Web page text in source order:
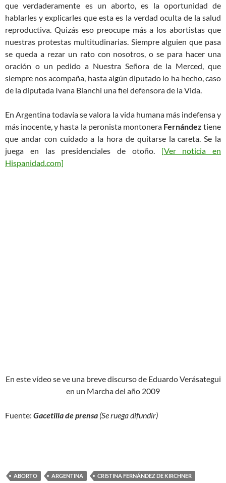
que verdaderamente es un aborto, es la oportunidad de
hablarles y explicarles que esta es la verdad oculta de la salud
reproductiva. Quizás eso preocupe más a los abortistas que
nuestras protestas multitudinarias. Siempre alguien que pasa
se queda a rezar un rato con nosotros, o se para hacer una
oración o un pedido a Nuestra Señora de la Merced, que
siempre nos acompaña, hasta algún diputado lo ha hecho, caso
de la diputada Ivana Bianchi una fiel defensora de la Vida.
En Argentina todavía se valora la vida humana más indefensa y
más inocente, y hasta la peronista montonera Fernández tiene
que andar con cuidado a la hora de quitarse la careta. Se la
juega en las presidenciales de otoño. [Ver noticia en
Hispanidad.com]
En este vídeo se ve una breve discurso de Eduardo Verásategui
en un Marcha del año 2009
Fuente: Gacetilla de prensa (Se ruega difundir)
ABORTO ARGENTINA
CRISTINA FERNÁNDEZ DE KIRCHNER